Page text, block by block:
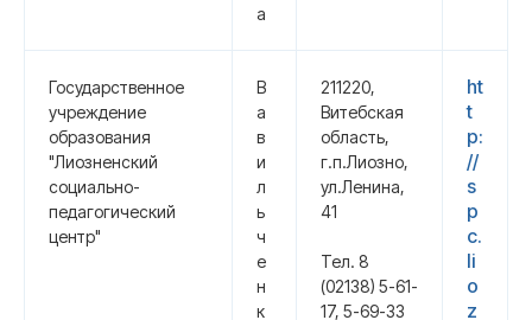
а
Государственное
учреждение
образования
"Лиозненский
социально-
педагогический
центр"
В
а
в
и
л
ь
ч
е
н
к
211220,
Витебская
область,
г.п.Лиозно,
ул.Ленина,
41
Тел. 8
(02138) 5-61-
17, 5-69-33
ht
t
p:
//
s
p
c.
li
o
z